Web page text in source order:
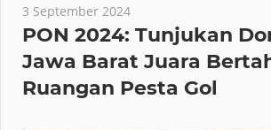
3 September 2024
PON 2024: Tunjukan
Jawa Barat Juara
Ruangan Pesta Gol